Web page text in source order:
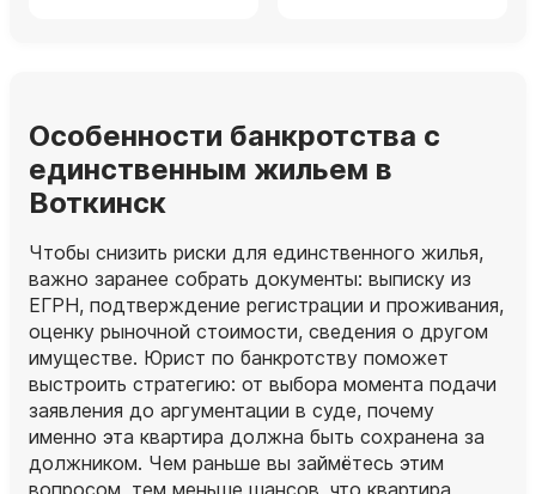
Особенности банкротства с
единственным жильем в
Воткинск
Чтобы снизить риски для единственного жилья,
важно заранее собрать документы: выписку из
ЕГРН, подтверждение регистрации и проживания,
оценку рыночной стоимости, сведения о другом
имуществе. Юрист по банкротству поможет
выстроить стратегию: от выбора момента подачи
заявления до аргументации в суде, почему
именно эта квартира должна быть сохранена за
должником. Чем раньше вы займётесь этим